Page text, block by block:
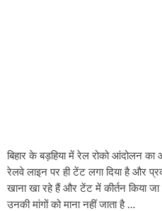
बिहार के बड़हिया में रेल रोको आंदोलन
रेलवे लाइन पर ही टेंट लगा दिया है और
खाना खा रहे हैं और टेंट में कीर्तन किया
उनकी मांगों को माना नहीं जाता है …